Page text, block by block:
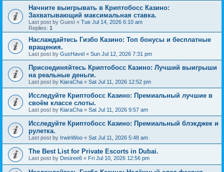
Начните выигрывать в Криптобосс Казино:
Захватывающий максимальная ставка.
Last post by Guest « Tue Jul 14, 2026 6:10 am
Replies: 1
Наслаждайтесь Гизбо Казино: Топ бонусы и бесплатные
вращения.
Last post by GusHavel « Sun Jul 12, 2026 7:31 pm
Присоединяйтесь Криптобосс Казино: Лучший выигрыши
на реальные деньги.
Last post by KiaraCha « Sat Jul 11, 2026 12:52 pm
Исследуйте Криптобосс Казино: Премиальный лучшие в
своём классе слоты.
Last post by KiaraCha « Sat Jul 11, 2026 9:57 am
Исследуйте Криптобосс Казино: Премиальный блэкджек и
рулетка.
Last post by IrwinWoo « Sat Jul 11, 2026 5:48 am
The Best List for Private Escorts in Dubai.
Last post by Desiree6 « Fri Jul 10, 2026 12:56 pm